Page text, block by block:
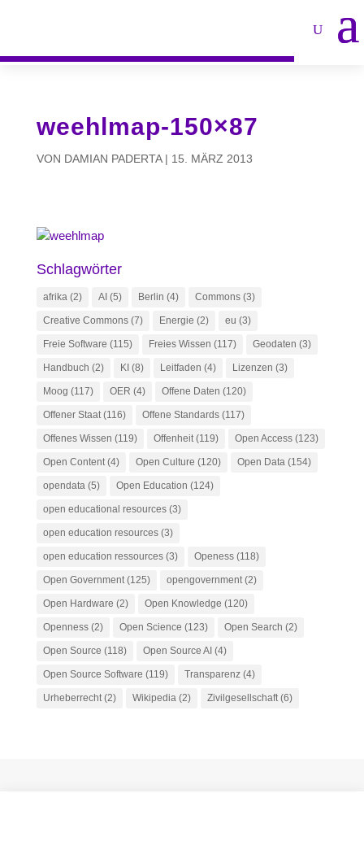
weehlmap-150×87
VON DAMIAN PADERTA| 15. MÄRZ 2013
Schlagwörter
afrika(2) AI (5) Berlin (4) Commons(3)
Creative Commons(7) Energie (2) eu (3)
Freie Software (115) Freies Wissen (117) Geodaten (3)
Handbuch (2) KI (8) Leitfaden (4) Lizenzen (3)
Moog (117) OER (4) Offene Daten (120)
Offener Staat(116) Offene Standards(117)
Offenes Wissen (119) Offenheit(119) Open Access(123)
Open Content(4) Open Culture (120) Open Data(154)
opendata(5) Open Education (124)
open educational resources(3)
open education resources(3)
open education ressources(3) Openess(118)
Open Government(125) opengovernment(2)
Open Hardware (2) Open Knowledge (120)
Openness(2) Open Science (123) Open Search (2)
Open Source (118) Open Source AI (4)
Open Source Software (119) Transparenz(4)
Urheberrecht(2) Wikipedia(2) Zivilgesellschaft(6)